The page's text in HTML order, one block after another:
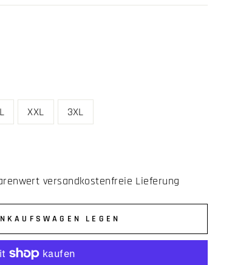
XXL 3XL
versandkostenfreie Lieferung
LEGEN